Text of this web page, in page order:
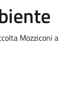
Mozziconi a